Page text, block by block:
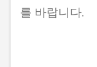
를 바랍니다.